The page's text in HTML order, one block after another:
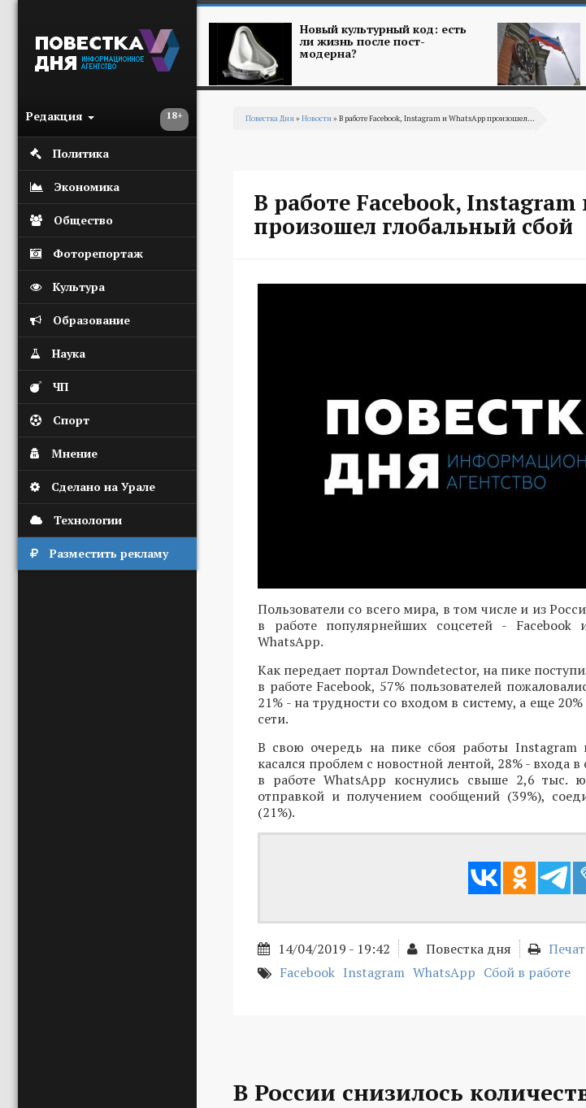
18+
Редакция
Политика
Экономика
Общество
Фоторепортаж
Культура
Образование
Наука
ЧП
Спорт
Мнение
Сделано на Урале
Технологии
Разместить рекламу
Новый культурный код: есть
ли жизнь после пост-
модерна?
Повестка Дня» Новости» В работе Facebook, Instagram и WhatsApp произошел...
В работе Facebook,
произошел глобальный сбой
Пользователи со всего мира, в том числе и из
в работе ​популярнейших соцсетей -
WhatsApp.
Как передает портал Downdetector, на пике
в работе Facebook, 57% пользователей
21% - на трудности со входом в систему, а еще
сети.
В свою очередь на пике сбоя работы Instagram
касался проблем с новостной лентой, 28% - входа
в работе WhatsApp коснулись свыше 2,6 тыс.
отправкой и получением сообщений (39%),
(21%).
14/04/2019 - 19:42 Повестка дня
Facebook Instagram WhatsApp Сбой в работе
В России снизилось